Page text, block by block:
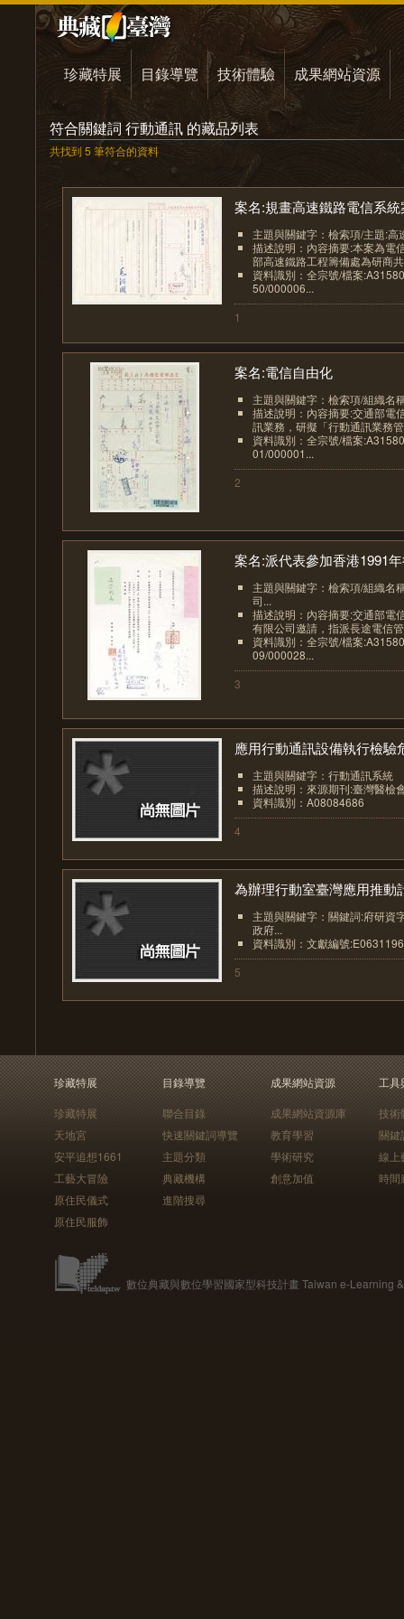
珍藏特展 目錄導覽 技術體驗 成果網站資源
符合關鍵詞 行動通訊 的藏品列表
共找到 5 筆符合的資料
案名:規畫高速鐵路電信系統
主題與關鍵字：檢索項/主題:
描述說明：內容摘要:本案為電
部高速鐵路工程籌備處為研商
資料識別：全宗號/檔案
50/000006...
1
案名:電信自由化
主題與關鍵字：檢索項/組織名
描述說明：內容摘要:交通部電
訊業務，研擬「行動通訊業務
資料識別：全宗號/檔案
01/000001...
2
案名:派代表參加香港1991
主題與關鍵字：檢索項/組織名
司...
描述說明：內容摘要:交通部電
有限公司邀請，指派長途電信
資料識別：全宗號/檔案
09/000028...
3
應用行動通訊設備執行檢驗
主題與關鍵字：行動通訊系統
描述說明：來源期刊:臺灣醫檢
資料識別：A08084686
4
為辦理行動室臺灣應用推動
主題與關鍵字：關鍵詞:府研資
政府...
資料識別：文獻編號:E0631196
5
珍藏特展
珍藏特展
天地宮
安平追想1661
工藝大冒險
原住民儀式
原住民服飾
目錄導覽
聯合目錄
快速關鍵詞導覽
主題分類
典藏機構
進階搜尋
成果網站資源
成果網站資源庫
教育學習
學術研究
創意加值
工具
技術
關鍵
線上
時間
數位典藏與數位學習國家型科技計畫 Taiwan e-Learning